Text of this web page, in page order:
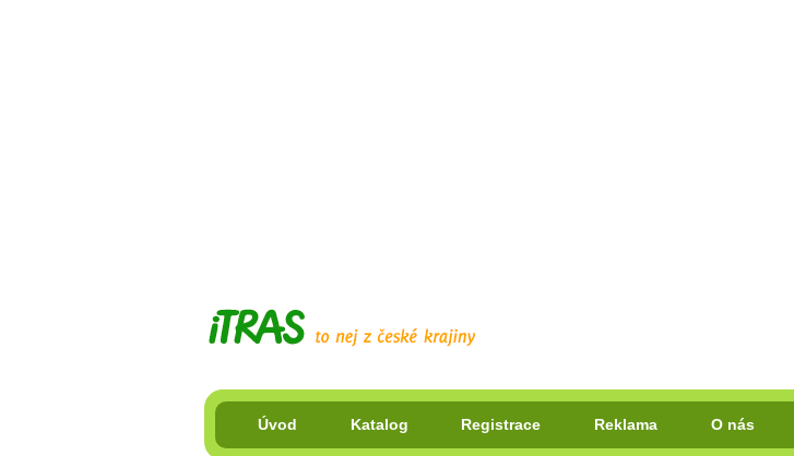
Úvod Katalog Registrace Reklama O nás